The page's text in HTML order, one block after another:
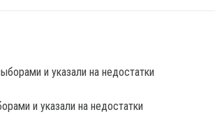
и указали на недостатки